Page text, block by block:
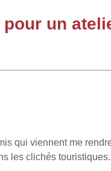
un
qui viennent me
les clichés touristiques.